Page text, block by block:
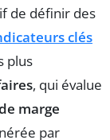
de définir des
clés
plus
, qui évalue
marge
par